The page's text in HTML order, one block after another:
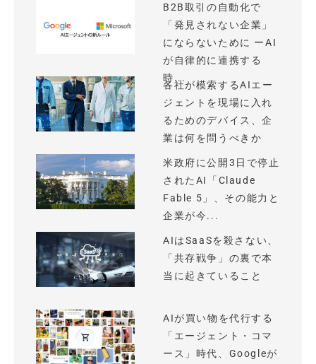
B2B取引の自動化で
「発見されない企業」
にならないために ーAI
が自律的に連携する
時...
各社が模索するAIエー
ジェントを現場に入れ
るためのデバイス、企
業は何を問うべきか
米政府に公開3日で停止
されたAI「Claude
Fable 5」、その能力と
企業が今...
AIはSaaSを殺さない、
「共存戦争」の裏で本
当に起きていること
AIが買い物を代行する
「エージェント・コマ
ース」時代、Googleが